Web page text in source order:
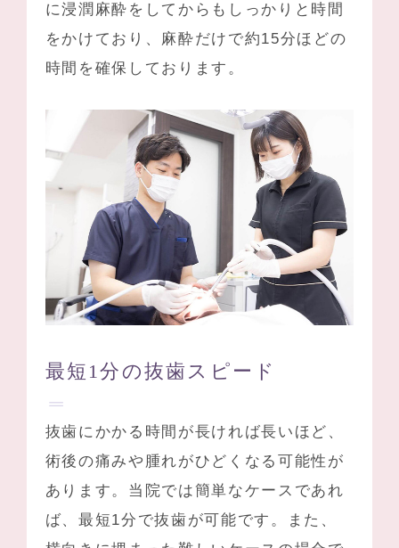
に浸潤麻酔をしてからもしっかりと時間
をかけており、麻酔だけで約15分ほどの
時間を確保しております。
最短1分の抜歯スピード
抜歯にかかる時間が長ければ長いほど、
術後の痛みや腫れがひどくなる可能性が
あります。当院では簡単なケースであれ
ば、最短1分で抜歯が可能です。また、